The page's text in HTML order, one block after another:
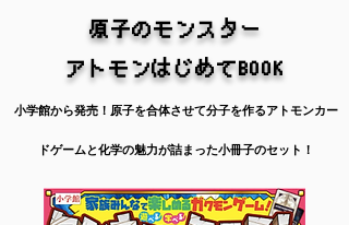
原子のモンスター
アトモンはじめてBOOK
小学館から発売！原子を合体させて分子を作るアトモンカー
ドゲームと化学の魅力が詰まった小冊子のセット！